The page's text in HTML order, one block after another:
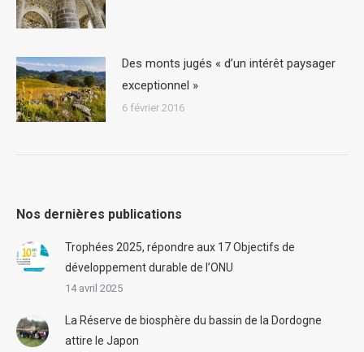
Des monts jugés « d’un intérêt paysager
exceptionnel »
6 février 2016
Nos dernières publications
Trophées 2025, répondre aux 17 Objectifs de
développement durable de l’ONU
14 avril 2025
La Réserve de biosphère du bassin de la Dordogne
attire le Japon